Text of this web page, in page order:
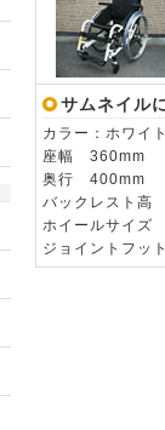
サムネイル
カラー：ホワイ
座幅 360mm
奥行 400mm
バックレスト
ホイールサイズ
ジョイントフッ